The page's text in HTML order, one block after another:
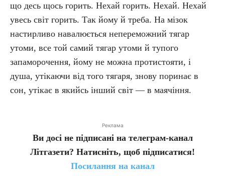
що десь щось горить. Нехай горить. Нехай. Нехай
увесь світ горить. Так йому й треба. На мізок
настирливо навалюється непереможний тягар
утоми, все той самий тягар утоми й тупого
запаморочення, йому не можна протистояти, і
душа, утікаючи від того тягаря, знову поринає в
сон, утікає в якийсь інший світ — в маячіння.
Реклама
Ви досі не підписані на телеграм-канал
Літгазети? Натисніть, щоб підписатися!
Посилання на канал